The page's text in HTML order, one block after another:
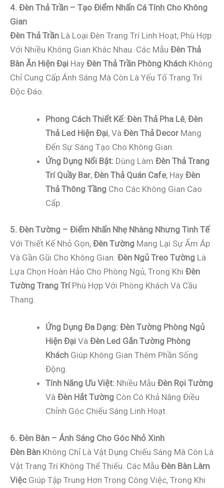
4. Đèn Thả Trần – Tạo Điểm Nhấn Cá Tính Cho Không
Gian
Đèn Thả Trần Là Loại Đèn Trang Trí Linh Hoạt, Phù Hợp
Với Nhiều Không Gian Khác Nhau. Các Mẫu Đèn Thả
Bàn Ăn Hiện Đại Hay Đèn Thả Trần Phòng Khách Không
Chỉ Cung Cấp Ánh Sáng Mà Còn Là Yếu Tố Trang Trí
Độc Đáo.
Phong Cách Thiết Kế: Đèn Thả Pha Lê, Đèn
Thả Led Hiện Đại, Và Đèn Thả Decor Mang
Đến Sự Sáng Tạo Cho Không Gian.
Ứng Dụng Nổi Bật: Dùng Làm Đèn Thả Trang
Trí Quầy Bar, Đèn Thả Quán Cafe, Hay Đèn
Thả Thông Tầng Cho Các Không Gian Cao
Cấp.
5. Đèn Tường – Điểm Nhấn Nhẹ Nhàng Nhưng Tinh Tế
Với Thiết Kế Nhỏ Gọn, Đèn Tường Mang Lại Sự Ấm Áp
Và Gần Gũi Cho Không Gian. Đèn Ngủ Treo Tường Là
Lựa Chọn Hoàn Hảo Cho Phòng Ngủ, Trong Khi Đèn
Tường Trang TríPhù Hợp Với Phòng Khách Và Cầu
Thang.
Ứng Dụng Đa Dạng: Đèn Tường Phòng Ngủ
Hiện Đại Và Đèn Led Gắn Tường Phòng
Khách Giúp Không Gian Thêm Phần Sống
Động.
Tính Năng Ưu Việt: Nhiều Mẫu Đèn Rọi Tường
Và Đèn Hắt Tường Còn Có Khả Năng Điều
Chỉnh Góc Chiếu Sáng Linh Hoạt.
6. Đèn Bàn – Ánh Sáng Cho Góc Nhỏ Xinh
Đèn Bàn Không Chỉ Là Vật Dụng Chiếu Sáng Mà Còn Là
Vật Trang Trí Không Thể Thiếu. Các Mẫu Đèn Bàn Làm
Việc Giúp Tập Trung Hơn Trong Công Việc, Trong Khi